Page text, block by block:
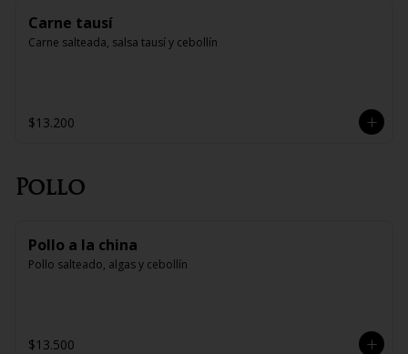
Carne tausí
Carne salteada, salsa tausí y cebollín
$13.200
Pollo
Pollo a la china
Pollo salteado, algas y cebollín
$13.500